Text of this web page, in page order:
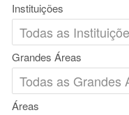
Instituições
Grandes Áreas
Áreas